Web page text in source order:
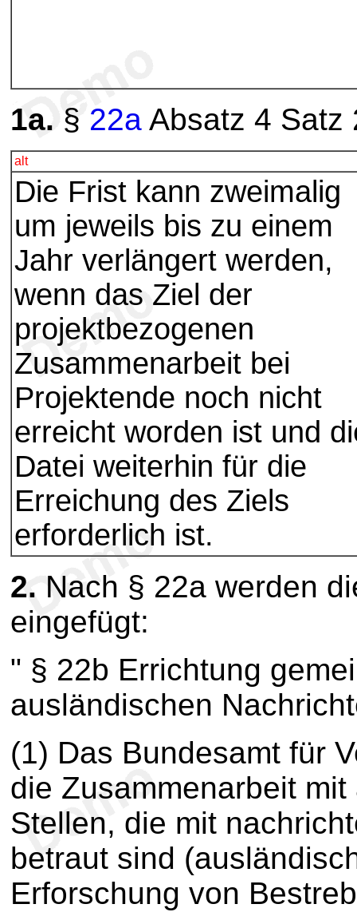
1a. § 22a Absatz 4 Satz
alt
Die Frist kann zweimalig
um jeweils bis zu einem
Jahr verlängert werden,
wenn das Ziel der
projektbezogenen
Zusammenarbeit bei
Projektende noch nicht
erreicht worden ist und
Datei weiterhin für die
Erreichung des Ziels
erforderlich ist.
2. Nach § 22a werden
eingefügt:
" § 22b Errichtung
ausländischen
(1) Das Bundesamt für
die Zusammenarbeit
Stellen, die mit
betraut sind
Erforschung von